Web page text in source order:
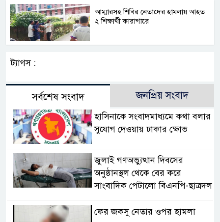
আম্মারসহ শিবির নেতাদের হামলায় আহত
২ শিক্ষার্থী কারাগারে
ট্যাগস :
সর্বশেষ সংবাদ জনপ্রিয় সংবাদ
হাসিনাকে সংবাদমাধ্যমে কথা বলার
সুযোগ দেওয়ায় ঢাকার ক্ষোভ
জুলাই গণঅভ্যুত্থান দিবসের
অনুষ্ঠানস্থল থেকে বের করে
সাংবাদিক পেটালো বিএনপি-ছাত্রদল
ফের জকসু নেতার ওপর হামলা